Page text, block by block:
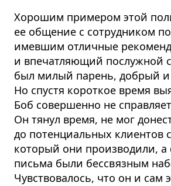
Хорошим примером этой
ее общение с сотрудником
имевшим отличные
и впечатляющий послужной
был милый парень, добрый и
Но спустя короткое время
Боб совершенно не
Он тянул время, не мог
до потенциальных клиентов
который они производили, а
письма были бессвязным
Чувствовалось, что он и сам